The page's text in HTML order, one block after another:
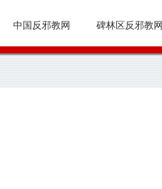
中国反邪教网 碑林区反邪教网